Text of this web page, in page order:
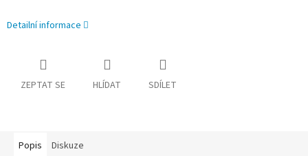
Detailní informace
ZEPTAT SE HLÍDAT SDÍLET
Popis Diskuze